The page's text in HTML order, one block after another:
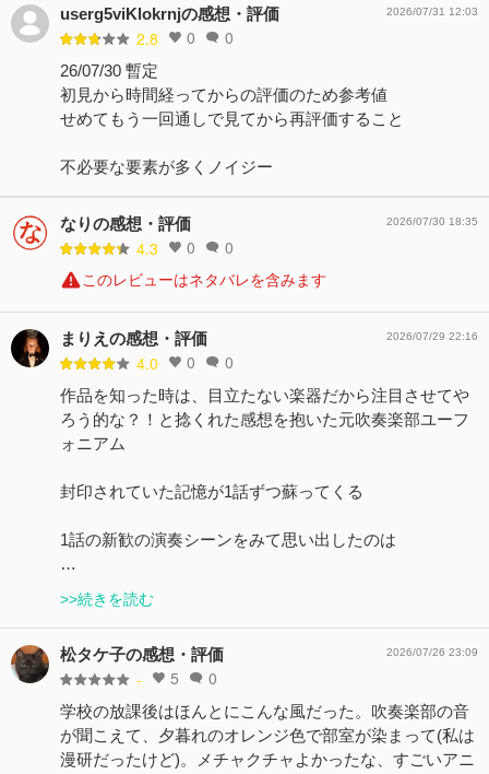
userg5viKlokrnjの感想・評価
2.8 0 0
2026/07/31 12:03
26/07/30 暫定
初見から時間経ってからの評価のため参考値
せめてもう一回通しで見てから再評価すること
不必要な要素が多くノイジー
なりの感想・評価
4.3 0 0
2026/07/30 18:35
このレビューはネタバレを含みます
まりえの感想・評価
4.0 0 0
2026/07/29 22:16
作品を知った時は、目立たない楽器だから注目させてや
ろう的な？！と捻くれた感想を抱いた元吹奏楽部ユーフ
ォニアム
封印されていた記憶が1話ずつ蘇ってくる
1話の新歓の演奏シーンをみて思い出したのは
…
>>続きを読む
松タケ子の感想・評価
- 5 0
2026/07/26 23:09
学校の放課後はほんとにこんな風だった。吹奏楽部の音
が聞こえて、夕暮れのオレンジ色で部室が染まって(私は
漫研だったけど)。メチャクチャよかったな、すごいアニ